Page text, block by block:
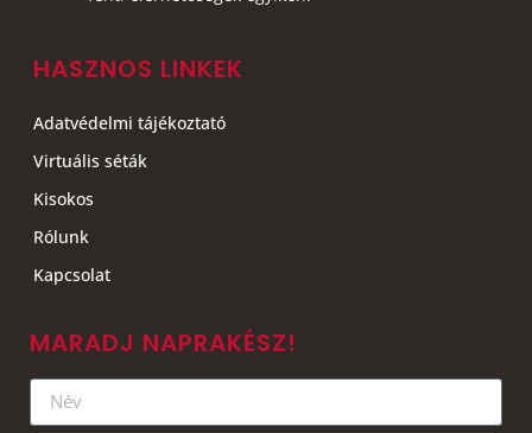
HASZNOS LINKEK
Adatvédelmi tájékoztató
Virtuális séták
Kisokos
Rólunk
Kapcsolat
MARADJ NAPRAKÉSZ!